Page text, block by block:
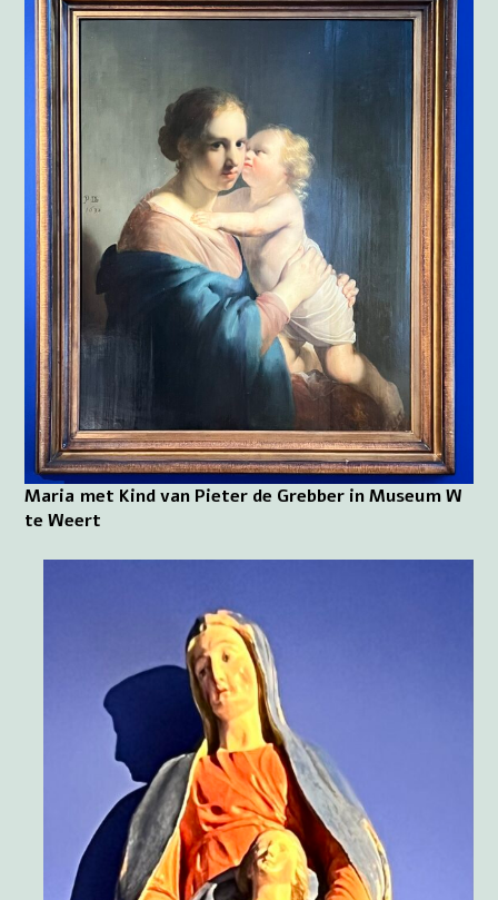
Maria met Kind van Pieter de Grebber in Museum W
te Weert